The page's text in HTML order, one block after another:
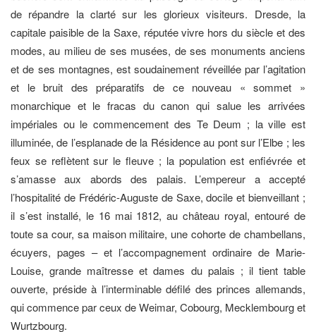
de répandre la clarté sur les glorieux visiteurs. Dresde, la
capitale paisible de la Saxe, réputée vivre hors du siècle et des
modes, au milieu de ses musées, de ses monuments anciens
et de ses montagnes, est soudainement réveillée par l’agitation
et le bruit des préparatifs de ce nouveau « sommet »
monarchique et le fracas du canon qui salue les arrivées
impériales ou le commencement des Te Deum ; la ville est
illuminée, de l’esplanade de la Résidence au pont sur l’Elbe ; les
feux se reflètent sur le fleuve ; la population est enfiévrée et
s’amasse aux abords des palais. L’empereur a accepté
l’hospitalité de Frédéric-Auguste de Saxe, docile et bienveillant ;
il s’est installé, le 16 mai 1812, au château royal, entouré de
toute sa cour, sa maison militaire, une cohorte de chambellans,
écuyers, pages – et l’accompagnement ordinaire de Marie-
Louise, grande maîtresse et dames du palais ; il tient table
ouverte, préside à l’interminable défilé des princes allemands,
qui commence par ceux de Weimar, Cobourg, Mecklembourg et
Wurtzbourg.